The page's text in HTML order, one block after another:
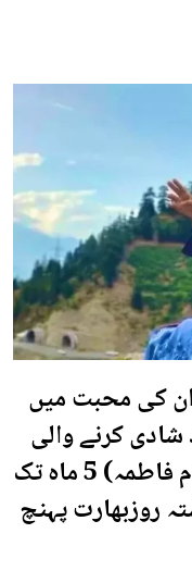
کی محبت میں
شادی کرنے والی
بھارتی خاتون انجو(اسلامی نام فاطمہ) 5 ماہ تک
روزبھارت پہنچ